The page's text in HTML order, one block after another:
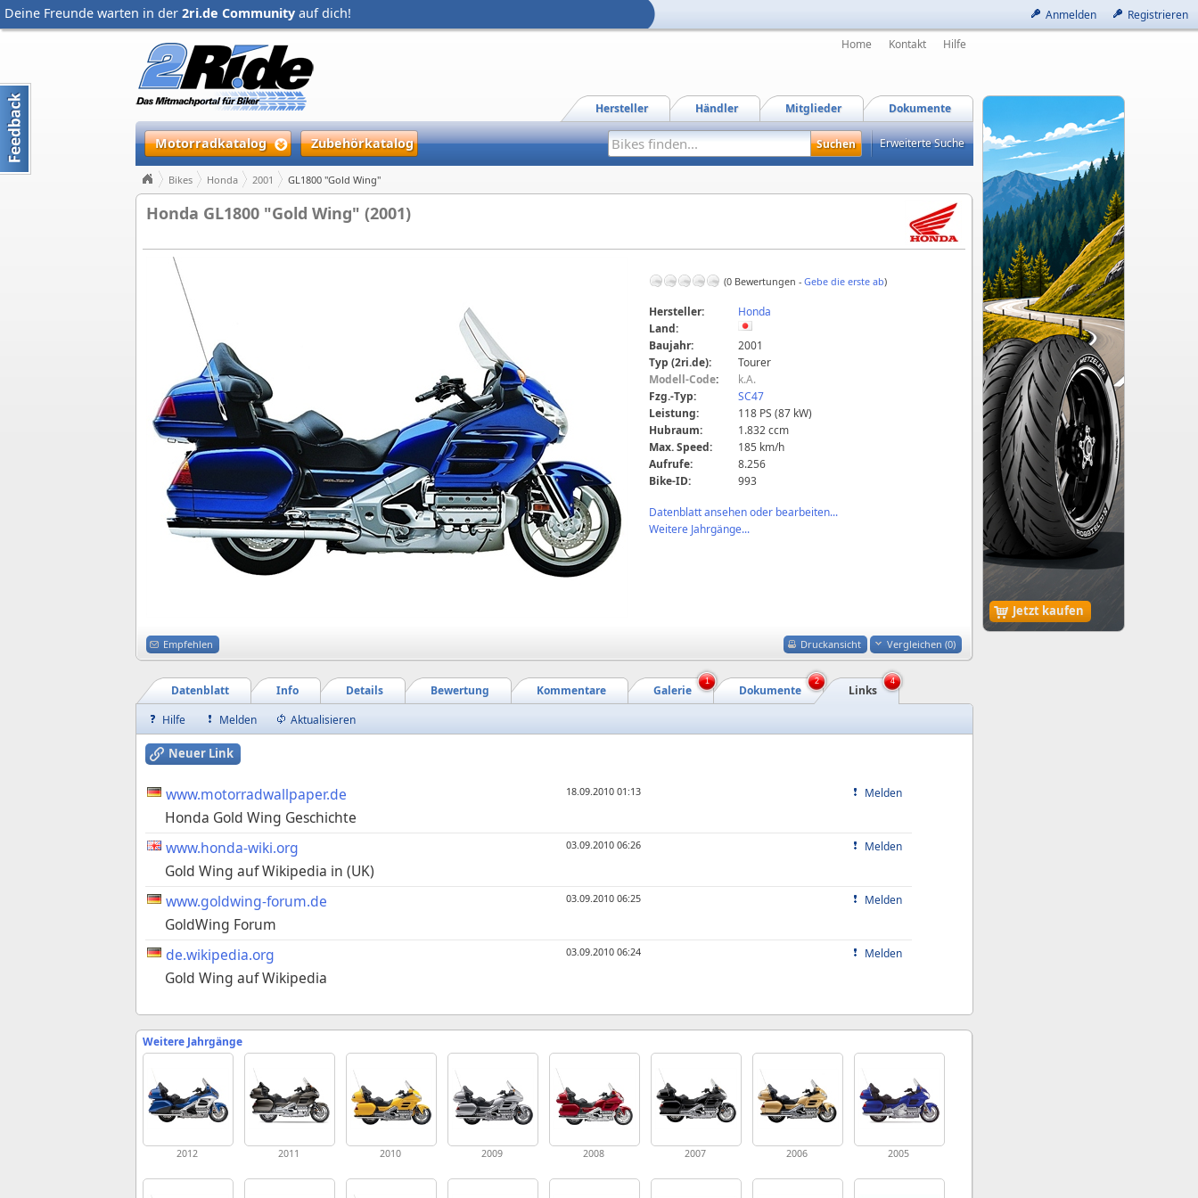
Anmelden Registrieren
Deine Freunde warten in der 2ri.de Community auf dich!
Jetzt kaufen
Home Kontakt Hilfe
Dokumente
Mitglieder
Händler
Hersteller
Motorradkatalog Zubehörkatalog Erweiterte Suche
Bikes Honda 2001 GL1800 "Gold Wing"
Honda GL1800 "Gold Wing" (2001)
(0 Bewertungen - Gebe die erste ab)
Hersteller:
Honda
Land:
Baujahr:
2001
Typ (2ri.de):
Tourer
Modell-Code:
k.A.
Fzg.-Typ:
SC47
Leistung:
118 PS (87 kW)
Hubraum:
1.832 ccm
Max. Speed:
185 km/h
Aufrufe:
8.256
Bike-ID:
993
Datenblatt ansehen oder bearbeiten...
Weitere Jahrgänge...
Druckansicht Vergleichen (0)
Empfehlen
Links
Dokumente
Galerie
Kommentare
Bewertung
Details
Info
Datenblatt
1 2 4
Hilfe Melden Aktualisieren
Neuer Link
Melden
www.motorradwallpaper.de
Honda Gold Wing Geschichte
18.09.2010 01:13
Melden
www.honda-wiki.org
Gold Wing auf Wikipedia in (UK)
03.09.2010 06:26
Melden
www.goldwing-forum.de
GoldWing Forum
03.09.2010 06:25
Melden
de.wikipedia.org
Gold Wing auf Wikipedia
03.09.2010 06:24
Weitere Jahrgänge
2012 2011 2010 2009 2008 2007 2006 2005